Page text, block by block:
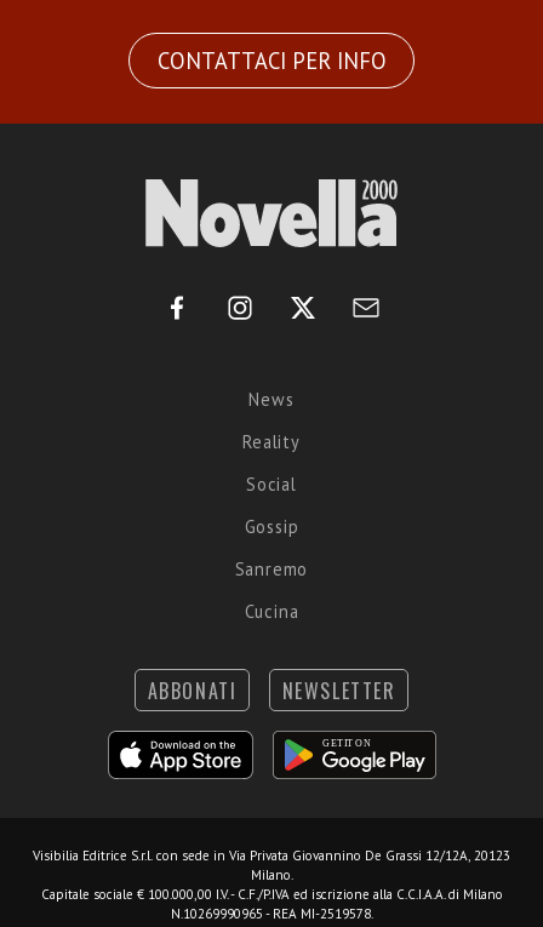
CONTATTACI PER INFO
News
Reality
Social
Gossip
Sanremo
Cucina
ABBONATI NEWSLETTER
Visibilia Editrice S.r.l. con sede in Via Privata Giovannino De Grassi 12/12A, 20123
Milano.
Capitale sociale € 100.000,00 I.V. - C.F./P.IVA ed iscrizione alla C.C.I.A.A. di Milano
N.10269990965 - REA MI-2519578.